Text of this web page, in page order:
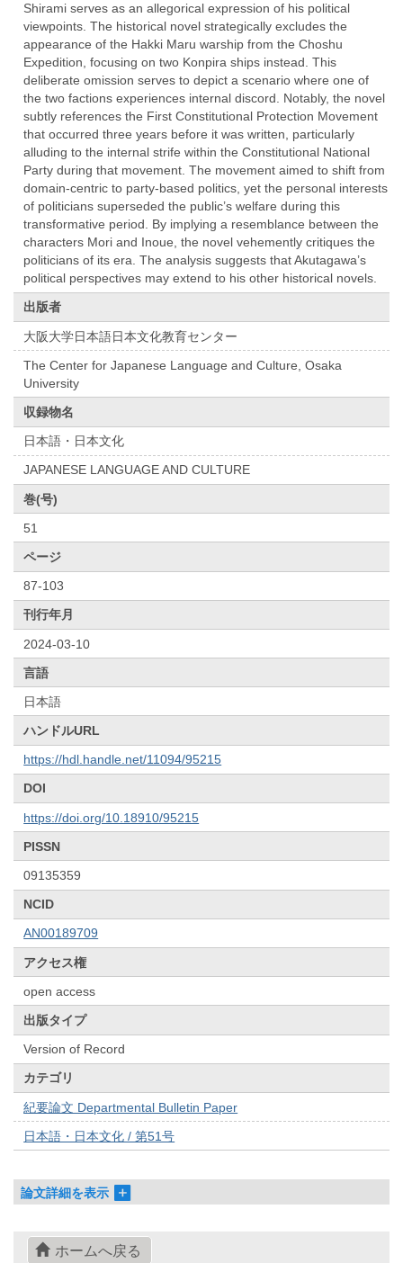
Shirami serves as an allegorical expression of his political
viewpoints. The historical novel strategically excludes the
appearance of the Hakki Maru warship from the Choshu
Expedition, focusing on two Konpira ships instead. This
deliberate omission serves to depict a scenario where one of
the two factions experiences internal discord. Notably, the novel
subtly references the First Constitutional Protection Movement
that occurred three years before it was written, particularly
alluding to the internal strife within the Constitutional National
Party during that movement. The movement aimed to shift from
domain-centric to party-based politics, yet the personal interests
of politicians superseded the public’s welfare during this
transformative period. By implying a resemblance between the
characters Mori and Inoue, the novel vehemently critiques the
politicians of its era. The analysis suggests that Akutagawa’s
political perspectives may extend to his other historical novels.
出版者
大阪大学日本語日本文化教育センター
The Center for Japanese Language and Culture, Osaka
University
収録物名
日本語・日本文化
JAPANESE LANGUAGE AND CULTURE
巻(号)
51
ページ
87-103
刊行年月
2024-03-10
言語
日本語
ハンドルURL
https://hdl.handle.net/11094/95215
DOI
https://doi.org/10.18910/95215
PISSN
09135359
NCID
AN00189709
アクセス権
open access
出版タイプ
Version of Record
カテゴリ
紀要論文 Departmental Bulletin Paper
日本語・日本文化 / 第51号
論文詳細を表示
ホームへ戻る